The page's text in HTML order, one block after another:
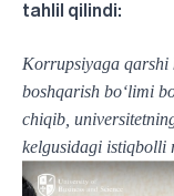
tahlil qilindi:
Korrupsiyaga qarshi
boshqarish boʻlimi
chiqib,
kelgusidagi istiqbolli